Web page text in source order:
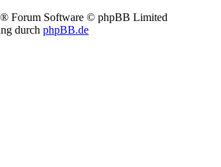
® Forum Software © phpBB Limited
durch phpBB.de